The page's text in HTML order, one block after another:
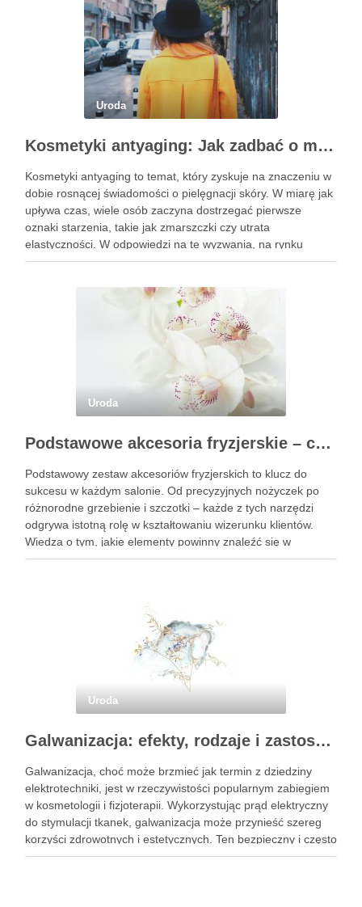
Uroda
Kosmetyki antyaging: Jak zadbać o młodszy wygląd skóry?
Kosmetyki antyaging to temat, który zyskuje na znaczeniu w
dobie rosnącej świadomości o pielęgnacji skóry. W miarę jak
upływa czas, wiele osób zaczyna dostrzegać pierwsze
oznaki starzenia, takie jak zmarszczki czy utrata
elastyczności. W odpowiedzi na te wyzwania, na rynku
pojawiają się innowacyjne produkty, które obiecują nie tylko
Uroda
Podstawowe akcesoria fryzjerskie – co powinien mieć każdy fryzjer?
Podstawowy zestaw akcesoriów fryzjerskich to klucz do
sukcesu w każdym salonie. Od precyzyjnych nożyczek po
różnorodne grzebienie i szczotki – każde z tych narzędzi
odgrywa istotną rolę w kształtowaniu wizerunku klientów.
Wiedza o tym, jakie elementy powinny znaleźć się w
profesjonalnym wyposażeniu, jest niezbędna dla fryzjerów,
Uroda
Galwanizacja: efekty, rodzaje i zastosowanie w kosmetologii
Galwanizacja, choć może brzmieć jak termin z dziedziny
elektrotechniki, jest w rzeczywistości popularnym zabiegiem
w kosmetologii i fizjoterapii. Wykorzystując prąd elektryczny
do stymulacji tkanek, galwanizacja może przynieść szereg
korzyści zdrowotnych i estetycznych. Ten bezpieczny i często
nieodczuwalny zabieg może pomóc w poprawie krążenia,